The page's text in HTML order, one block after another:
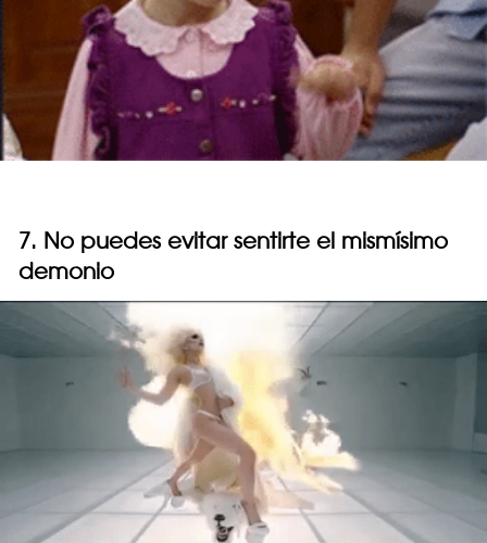
7. No puedes evitar sentirte el mismísimo
demonio